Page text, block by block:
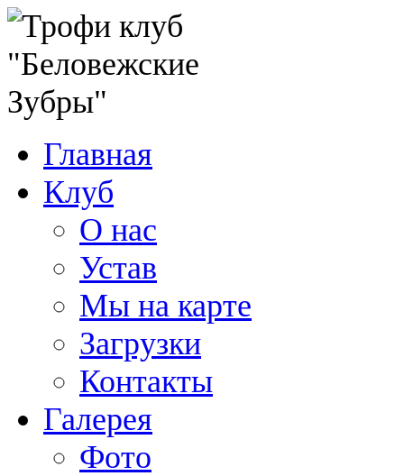
Главная
Клуб
О нас
Устав
Мы на карте
Загрузки
Контакты
Галерея
Фото